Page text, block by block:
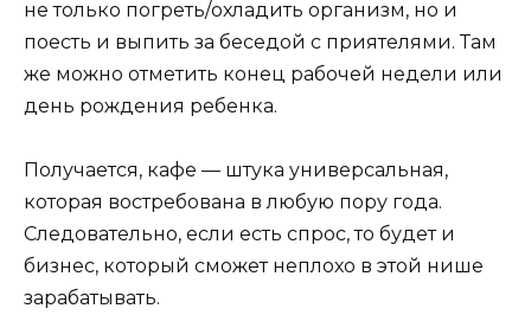
не только погреть/охладить организм, но и
поесть и выпить за беседой с приятелями. Там
же можно отметить конец рабочей недели или
день рождения ребенка.
Получается, кафе — штука универсальная,
которая востребована в любую пору года.
Следовательно, если есть спрос, то будет и
бизнес, который сможет неплохо в этой нише
зарабатывать.